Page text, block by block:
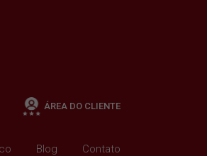
Blog Contato
ÁREA DO CLIENTE
+ Condomínio R$0,00